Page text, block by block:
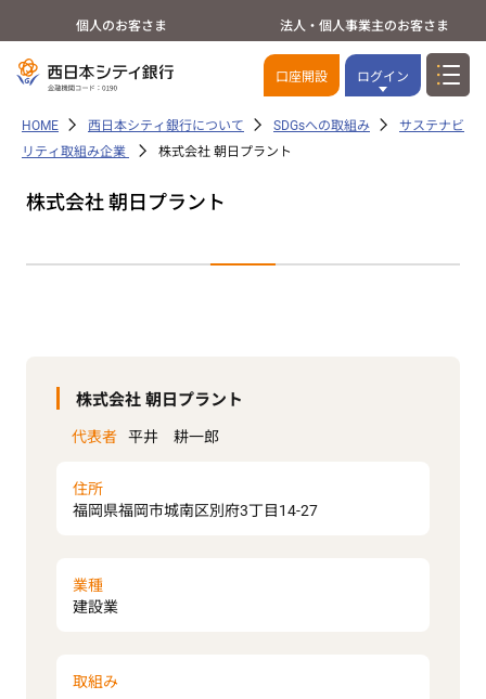
個人のお客さま 法人・個人事業主のお客さま
口座開設 ログイン
HOME 西日本シティ銀行について SDGsへの取組み
サステナビ
リティ取組み企業
株式会社 朝日プラント
株式会社 朝日プラント
株式会社 朝日プラント
代表者 平井 耕一郎
住所
福岡県福岡市城南区別府3丁目14-27
業種
建設業
取組み